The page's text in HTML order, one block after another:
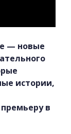
— новые
истории,
в